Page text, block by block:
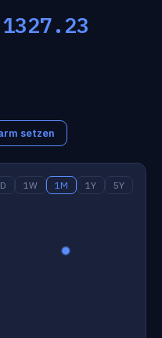
1327.23
setzen
1W 1M 1Y 5Y